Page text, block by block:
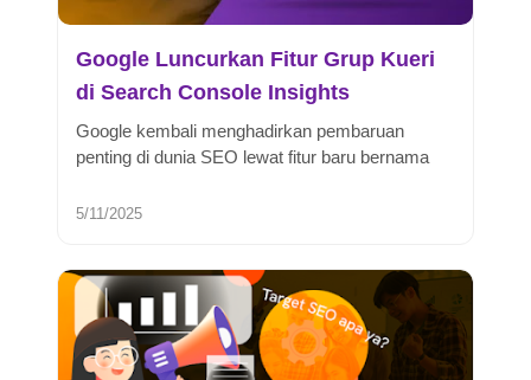
Google Luncurkan Fitur Grup Kueri
di Search Console Insights
Google kembali menghadirkan pembaruan
penting di dunia SEO lewat fitur baru bernama
5/11/2025